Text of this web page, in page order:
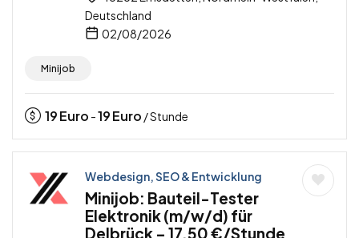
Deutschland
02/08/2026
Minijob
19Euro -19Euro / Stunde
Webdesign, SEO & Entwicklung
Minijob: Bauteil-Tester
Elektronik (m/w/d) für
Delbrück – 17,50 €/Stunde